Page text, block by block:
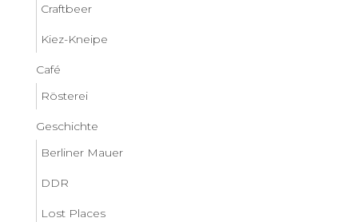
Craftbeer
Kiez-Kneipe
Café
Rösterei
Geschichte
Berliner Mauer
DDR
Lost Places